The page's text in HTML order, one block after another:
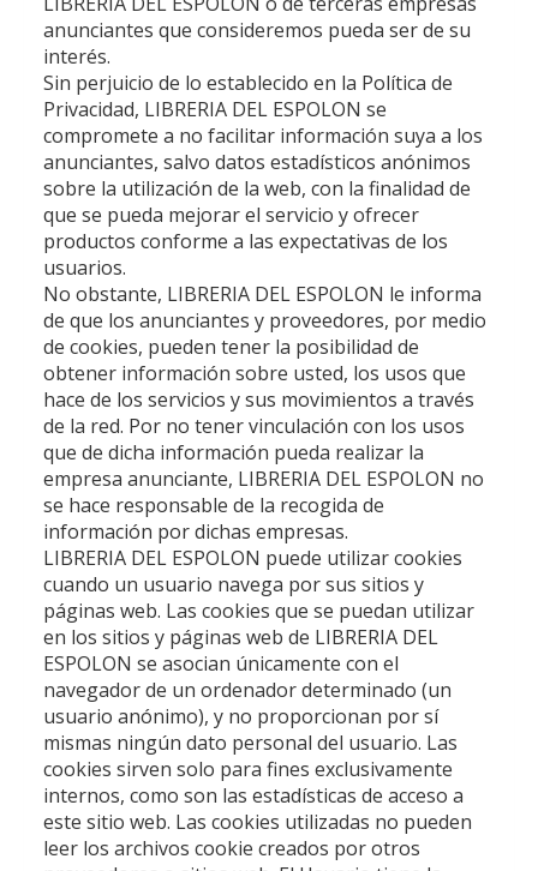
anunciantes que consideremos pueda ser de su
interés.
Sin perjuicio de lo establecido en la Política de
Privacidad, LIBRERIA DEL ESPOLON se
compromete a no facilitar información suya a los
anunciantes, salvo datos estadísticos anónimos
sobre la utilización de la web, con la finalidad de
que se pueda mejorar el servicio y ofrecer
productos conforme a las expectativas de los
usuarios.
No obstante, LIBRERIA DEL ESPOLON le informa
de que los anunciantes y proveedores, por medio
de cookies, pueden tener la posibilidad de
obtener información sobre usted, los usos que
hace de los servicios y sus movimientos a través
de la red. Por no tener vinculación con los usos
que de dicha información pueda realizar la
empresa anunciante, LIBRERIA DEL ESPOLON no
se hace responsable de la recogida de
información por dichas empresas.
LIBRERIA DEL ESPOLON puede utilizar cookies
cuando un usuario navega por sus sitios y
páginas web. Las cookies que se puedan utilizar
en los sitios y páginas web de LIBRERIA DEL
ESPOLON se asocian únicamente con el
navegador de un ordenador determinado (un
usuario anónimo), y no proporcionan por sí
mismas ningún dato personal del usuario. Las
cookies sirven solo para fines exclusivamente
internos, como son las estadísticas de acceso a
este sitio web. Las cookies utilizadas no pueden
leer los archivos cookie creados por otros